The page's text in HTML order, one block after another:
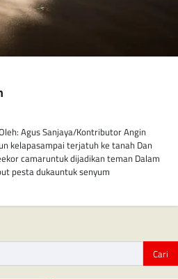
Agus Sanjaya/Kontributor Angin
kelapasampai terjatuh ke tanah Dan
camaruntuk dijadikan teman Dalam
pesta dukauntuk senyum